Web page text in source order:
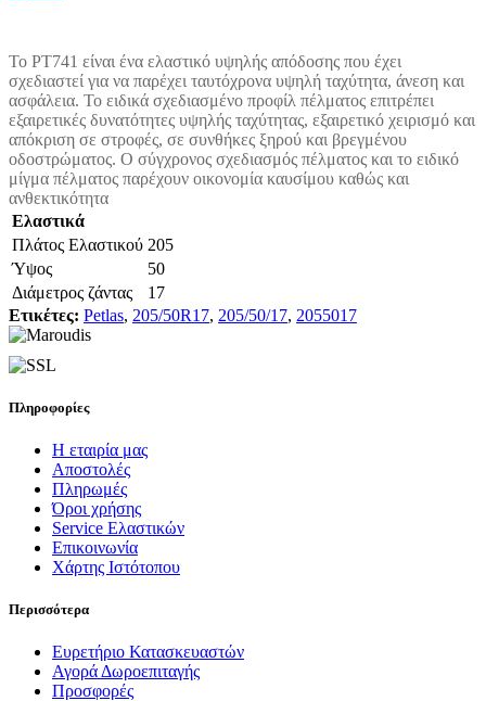
Το PT741 είναι ένα ελαστικό υψηλής απόδοσης που έχει
σχεδιαστεί για να παρέχει ταυτόχρονα υψηλή ταχύτητα, άνεση και
ασφάλεια. Το ειδικά σχεδιασμένο προφίλ πέλματος επιτρέπει
εξαιρετικές δυνατότητες υψηλής ταχύτητας, εξαιρετικό χειρισμό και
απόκριση σε στροφές, σε συνθήκες ξηρού και βρεγμένου
οδοστρώματος. Ο σύγχρονος σχεδιασμός πέλματος και το ειδικό
μίγμα πέλματος παρέχουν οικονομία καυσίμου καθώς και
ανθεκτικότητα
Ελαστικά
Πλάτος Ελαστικού 205
Ύψος
50
Διάμετρος ζάντας
17
Ετικέτες: Petlas, 205/50R17, 205/50/17, 2055017
Πληροφορίες
Η εταιρία μας
Αποστολές
Πληρωμές
Όροι χρήσης
Service Ελαστικών
Επικοινωνία
Χάρτης Ιστότοπου
Περισσότερα
Ευρετήριο Κατασκευαστών
Αγορά Δωροεπιταγής
Προσφορές